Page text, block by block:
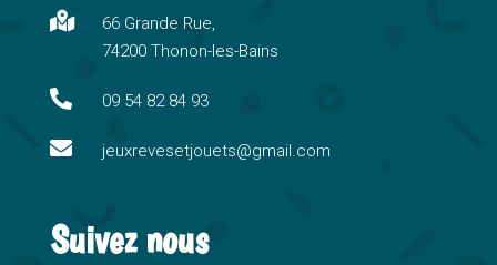
n
a
i
e

66 Grande Rue,
74200 Thonon-les-Bains
 09 54 82 84 93
 jeuxrevesetjouets@gmail.com
Suivez nous